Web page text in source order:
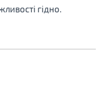
гідно.